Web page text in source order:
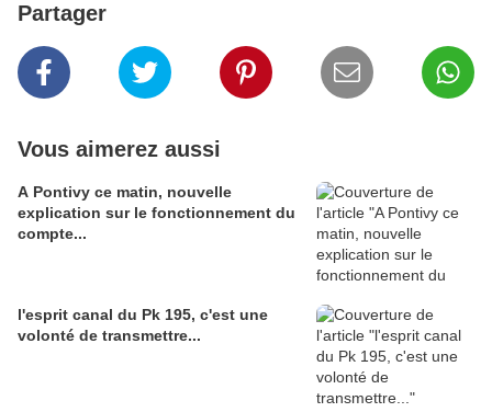
Partager
Vous aimerez aussi
A Pontivy ce matin, nouvelle
explication sur le fonctionnement du
compte...
l'esprit canal du Pk 195, c'est une
volonté de transmettre...